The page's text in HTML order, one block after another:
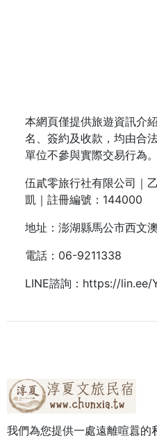
本網頁僅提供旅遊資訊介
名、簽約及收款，均由合
單位不參與實際交易行為。
伍貳零旅行社有限公司｜
凱｜註冊編號：144000
地址：澎湖縣馬公市西文
電話： 06-9211338
LINE諮詢： https://lin.ee/
我們為您提供一處遠離喧囂